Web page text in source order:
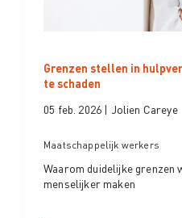
Grenzen stellen in
te schaden
05 feb. 2026 | Jolien Careye
Maatschappelijk werkers
Waarom duidelijke grenzen
menselijker maken